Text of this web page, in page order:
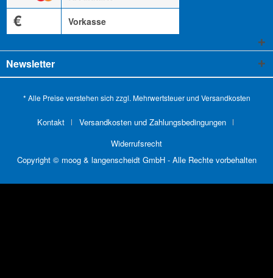
€ Vorkasse
Newsletter
* Alle Preise verstehen sich zzgl. Mehrwertsteuer und Versandkosten
Kontakt
Versandkosten und Zahlungsbedingungen
Widerrufsrecht
Copyright © moog & langenscheidt GmbH - Alle Rechte vorbehalten